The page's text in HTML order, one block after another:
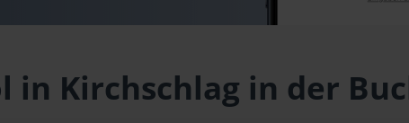
in Kirchschlag in der